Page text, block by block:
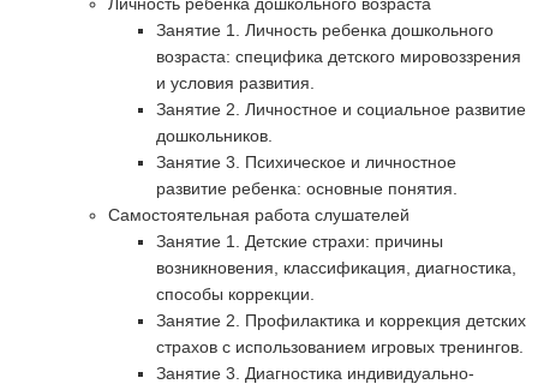
Занятие 1. Личность ребенка дошкольного
возраста: специфика детского мировоззрения
и условия развития.
Занятие 2. Личностное и социальное развитие
дошкольников.
Занятие 3. Психическое и личностное
развитие ребенка: основные понятия.
Самостоятельная работа слушателей
Занятие 1. Детские страхи: причины
возникновения, классификация, диагностика,
способы коррекции.
Занятие 2. Профилактика и коррекция детских
страхов с использованием игровых тренингов.
Занятие 3. Диагностика индивидуально-